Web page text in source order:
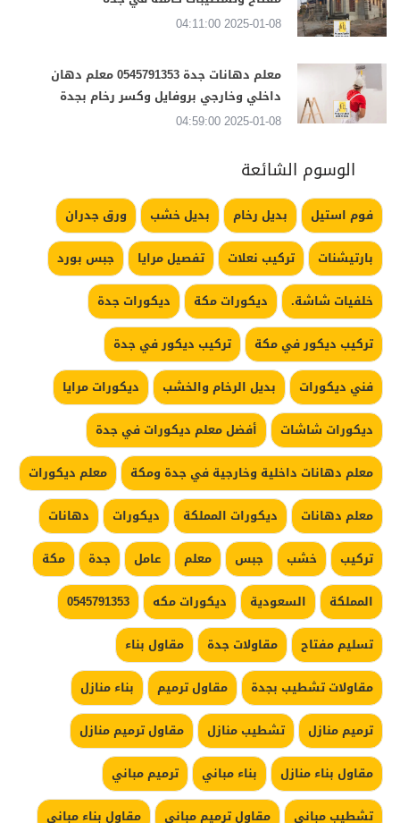
2025-01-08 04:11:00
معلم دهانات جدة 0545791353 معلم دهان
داخلي وخارجي بروفايل وكسر رخام بجدة
2025-01-08 04:59:00
الوسوم الشائعة
فوم استيل بديل رخام بديل خشب
ورق جدران
بارتيشنات
تركيب نعلات تفصيل مرايا
جبس بورد
خلفيات شاشة.
ديكورات مكة
ديكورات جدة
تركيب ديكور في مكة
تركيب ديكور في جدة
فني ديكورات
بديل الرخام والخشب
ديكورات مرايا
ديكورات شاشات
أفضل معلم ديكورات في جدة
معلم دهانات داخلية وخارجية في جدة ومكة
معلم ديكورات
معلم دهانات
ديكورات المملكة ديكورات
دهانات
تركيب
خشب جبس معلم عامل جدة
مكة
المملكة
السعودية ديكورات مكه
0545791353
تسليم مفتاح
مقاولات جدة
مقاول بناء
مقاولات تشطيب بجدة
مقاول ترميم
بناء منازل
ترميم منازل
تشطيب منازل
مقاول ترميم منازل
مقاول بناء منازل
بناء مباني
ترميم مباني
تشطيب مباني
مقاول ترميم مباني
مقاول بناء مباني